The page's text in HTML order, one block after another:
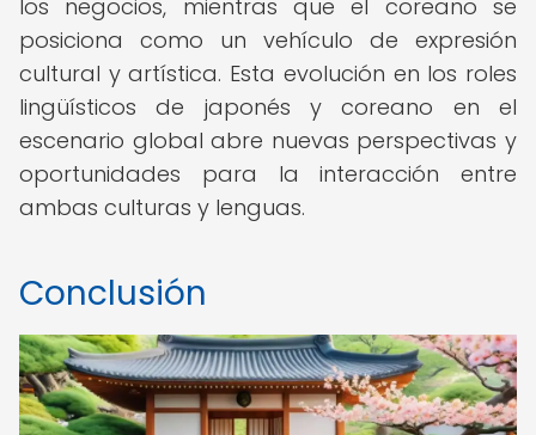
los negocios, mientras que el coreano se
posiciona como un vehículo de expresión
cultural y artística. Esta evolución en los roles
lingüísticos de japonés y coreano en el
escenario global abre nuevas perspectivas y
oportunidades para la interacción entre
ambas culturas y lenguas.
Conclusión